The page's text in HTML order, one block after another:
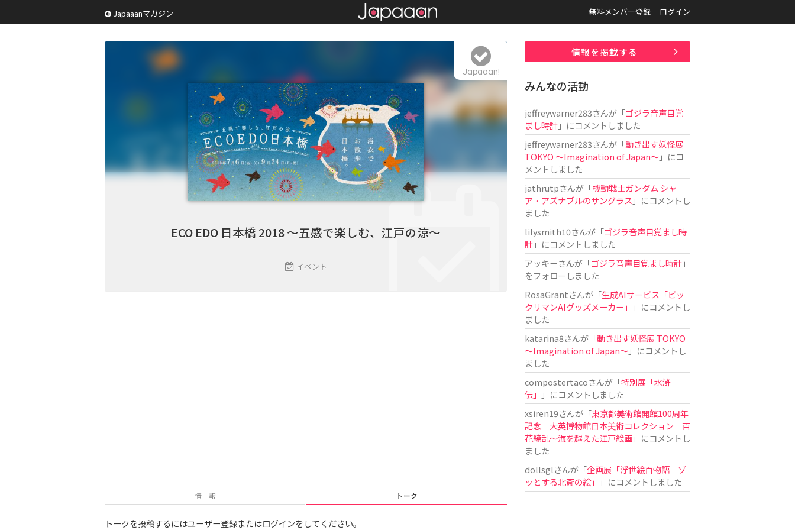
Japaaanマガジン 無料メンバー登録 ログイン
ECO EDO 日本橋 2018 ～五感で楽しむ、江戸の涼～
イベント
Japaaan!
情 報 トーク
トークを投稿するにはユーザー登録またはログインをしてください。
情報を掲載する
みんなの活動
jeffreywarner283さんが「ゴジラ音声目覚
まし時計」にコメントしました
jeffreywarner283さんが「動き出す妖怪展
TOKYO 〜Imagination of Japan〜」にコ
メントしました
jathrutpさんが「機動戦士ガンダム シャ
ア・アズナブルのサングラス 」にコメントし
ました
lilysmith10さんが「ゴジラ音声目覚まし時
計」にコメントしました
アッキーさんが「ゴジラ音声目覚まし時計」
をフォローしました
RosaGrantさんが「生成AIサービス「ビッ
クリマンAIグッズメーカー」
」にコメントし
ました
katarina8さんが「動き出す妖怪展 TOKYO
〜Imagination of Japan〜」にコメントし
ました
compostertacoさんが「特別展「水滸
伝」
」にコメントしました
xsiren19さんが「東京都美術館開館100周年
記念 大英博物館日本美術コレクション 百
花繚乱～海を越えた江戸絵画」にコメントし
ました
dollsglさんが「企画展「浮世絵百物語 ゾ
ッとする北斎の絵」
」にコメントしました